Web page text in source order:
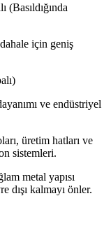
(Basıldığında
için geniş
ve endüstriyel
üretim hatları ve
sistemleri.
metal yapısı
dışı kalmayı önler.